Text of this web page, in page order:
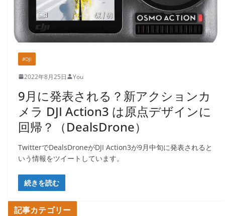
#DJI
2022年8月25日 You
9月に発表される？新アクションカ
メラ DJI Action3 は原点デザインに
回帰？（DealsDrone）
TwitterでDealsDroneがDJI Action3が9月中旬に発表されると
いう情報をツイートしています。
続きを読む
記事カテゴリー